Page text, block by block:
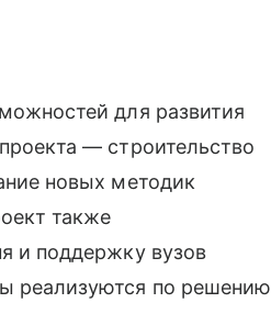
для развития
— строительство
новых методик
также
и поддержку вузов
реализуются по решению